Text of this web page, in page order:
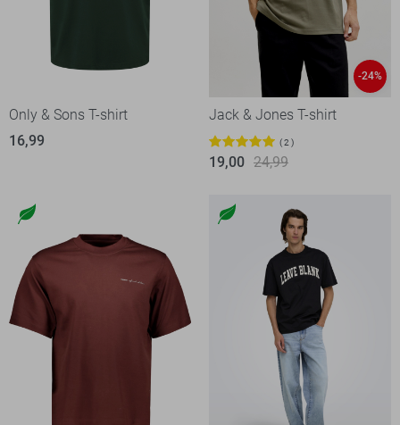
Only & Sons T-shirt
16,99
-24%
Jack & Jones T-shirt
2
19,00 24,99